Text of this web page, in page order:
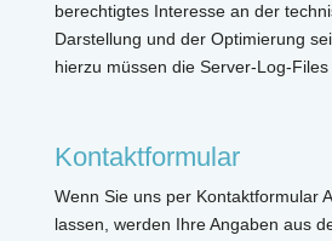
berechtigtes Interesse an der
Darstellung und der Optimierung
hierzu müssen die Server-Log-
Kontaktformular
Wenn Sie uns per Kontaktformular
lassen, werden Ihre Angaben aus